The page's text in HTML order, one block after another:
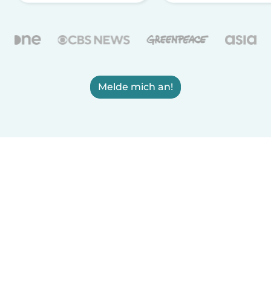
Melde mich an!